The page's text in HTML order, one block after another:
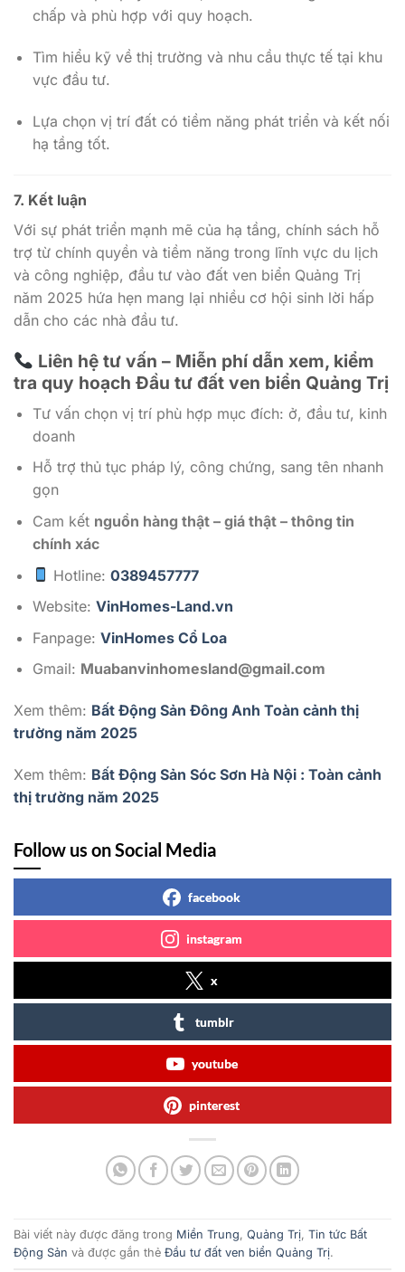
chấp và phù hợp với quy hoạch.
Tìm hiểu kỹ về thị trường và nhu cầu thực tế tại khu
vực đầu tư.
Lựa chọn vị trí đất có tiềm năng phát triển và kết nối
hạ tầng tốt.
7. Kết luận
Với sự phát triển mạnh mẽ của hạ tầng, chính sách hỗ
trợ từ chính quyền và tiềm năng trong lĩnh vực du lịch
và công nghiệp, đầu tư vào đất ven biển Quảng Trị
năm 2025 hứa hẹn mang lại nhiều cơ hội sinh lời hấp
dẫn cho các nhà đầu tư.
Liên hệ tư vấn – Miễn phí dẫn xem, kiểm
tra quy hoạch Đầu tư đất ven biển Quảng Trị
Tư vấn chọn vị trí phù hợp mục đích: ở, đầu tư, kinh
doanh
Hỗ trợ thủ tục pháp lý, công chứng, sang tên nhanh
gọn
Cam kết nguồn hàng thật – giá thật – thông tin
chính xác
Hotline:0389457777
Website: VinHomes-Land.vn
Fanpage: VinHomes Cổ Loa
Gmail: Muabanvinhomesland@gmail.com
Xem thêm: Bất Động Sản Đông Anh Toàn cảnh thị
trường năm 2025
Xem thêm: Bất Động Sản Sóc Sơn Hà Nội : Toàn cảnh
thị trường năm 2025
Follow us on Social Media
facebook
instagram
x
tumblr
youtube
pinterest
Bài viết này được đăng trong Miền Trung, Quảng Trị, Tin tức Bất
Động Sản và được gắn thẻ Đầu tư đất ven biển Quảng Trị.